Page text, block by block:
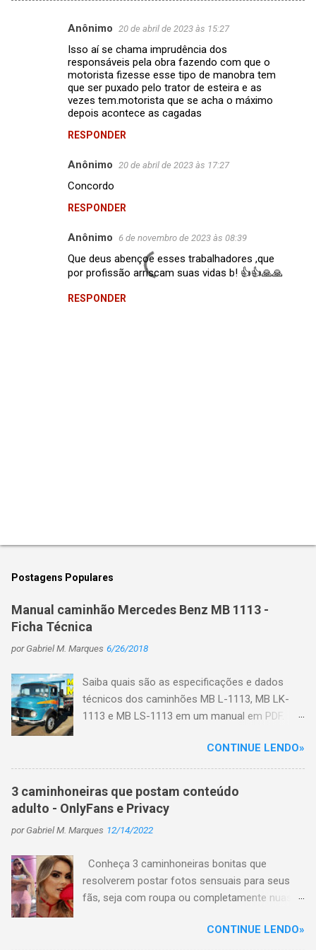
Anônimo 20 de abril de 2023 às 15:27
Isso aí se chama imprudência dos
responsáveis pela obra fazendo com que o
motorista fizesse esse tipo de manobra tem
que ser puxado pelo trator de esteira e as
vezes tem.motorista que se acha o máximo
depois acontece as cagadas
RESPONDER
Anônimo 20 de abril de 2023 às 17:27
Concordo
RESPONDER
Anônimo 6 de novembro de 2023 às 08:39
Que deus abençoe esses trabalhadores ,que
por profissão arriscam suas vidas b! 👍👍🙏🙏
RESPONDER
t
u
m
o
e
n
t
á
r
Postagens Populares
Manual caminhão Mercedes Benz MB 1113 -
Ficha Técnica
porGabriel M. Marques 6/26/2018
Saiba quais são as especificações e dados
técnicos dos caminhões MB L-1113, MB LK-
1113 e MB LS-1113 em um manual em PDF.
caminhão: No início de 1970 o motor de injeção
direta deu origem a uma nova família de
caminhões, a L-1113, que viria a se constituir
em mais uma história de sucesso da marca,
com mais de 207 mil unidades vendidas até
1987, quando deixaria de ser fabricada. Numa
outros quatro modelos de caminhão (sempre
nas versões L, LK e LS). O que significa o L, LK
e LS? L = caminhão toco ou truck; LK =
Especificações do MB L-1113, MB LK-1113 e
CONTINUE LENDO»
3 caminhoneiras que postam conteúdo
adulto - OnlyFans e Privacy
porGabriel M. Marques 12/14/2022
Conheça 3 caminhoneiras bonitas que
resolverem postar fotos sensuais para seus
fãs, seja com roupa ou completamente nuas
OnlyFans e Privacy e hoje faturam uma grana
CONTINUE LENDO»